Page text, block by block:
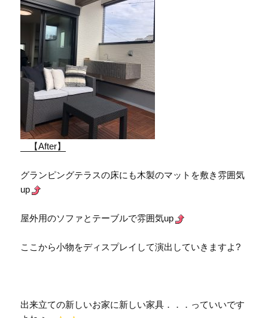
【After】
グランピングテラスの床にも木製のマットを敷き雰囲気
up
屋外用のソファとテーブルで雰囲気up
ここから小物をディスプレイして演出していきますよ?
出来立ての新しいお家に新しい家具．．．っていいです